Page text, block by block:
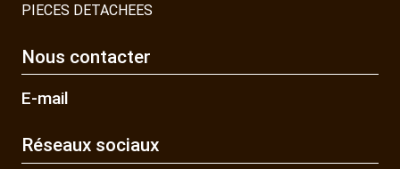
PIECES DETACHEES
Nous contacter
E-mail
Réseaux sociaux